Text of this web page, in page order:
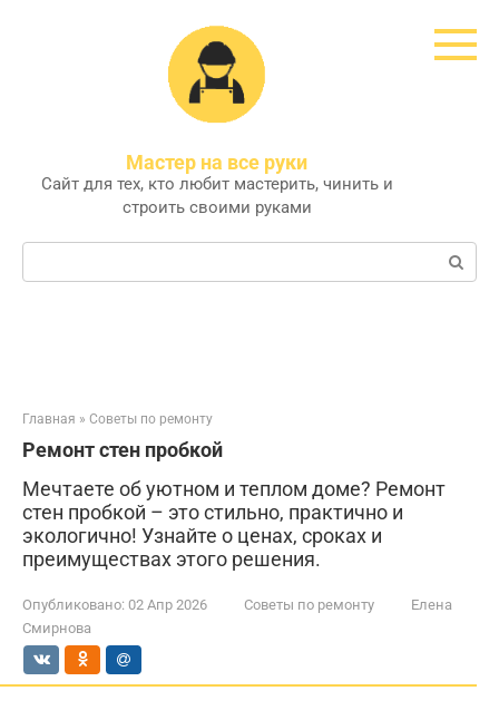
Мастер на все руки
Сайт для тех, кто любит мастерить, чинить и
строить своими руками
Поиск:
Главная » Советы по ремонту
Ремонт стен пробкой
Мечтаете об уютном и теплом доме? Ремонт
стен пробкой – это стильно, практично и
экологично! Узнайте о ценах, сроках и
преимуществах этого решения.
Опубликовано: 02 Апр 2026 Советы по ремонту
Елена
Смирнова